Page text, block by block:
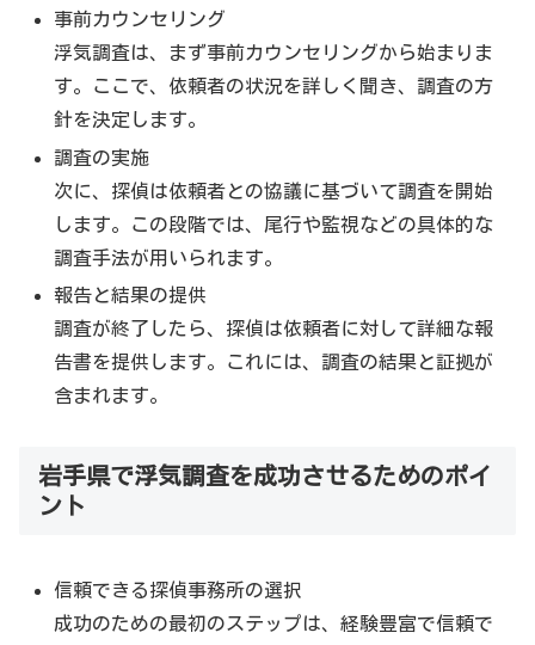
事前カウンセリング
浮気調査は、まず事前カウンセリングから始まりま
す。ここで、依頼者の状況を詳しく聞き、調査の方
針を決定します。
調査の実施
次に、探偵は依頼者との協議に基づいて調査を開始
します。この段階では、尾行や監視などの具体的な
調査手法が用いられます。
報告と結果の提供
調査が終了したら、探偵は依頼者に対して詳細な報
告書を提供します。これには、調査の結果と証拠が
含まれます。
岩手県で浮気調査を成功させるためのポイ
ント
信頼できる探偵事務所の選択
成功のための最初のステップは、経験豊富で信頼で